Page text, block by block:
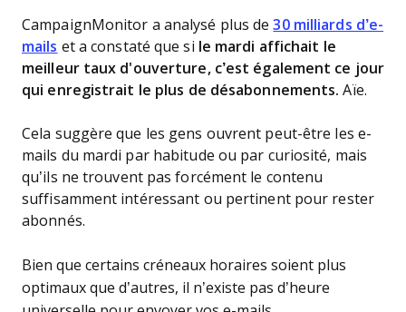
CampaignMonitor a analysé plus de30 milliards d’e-
mails et a constaté que si le mardi affichait le
meilleur taux d'ouverture, c’est également ce jour
qui enregistrait le plus de désabonnements. Aïe.
Cela suggère que les gens ouvrent peut-être les e-
mails du mardi par habitude ou par curiosité, mais
qu’ils ne trouvent pas forcément le contenu
suffisamment intéressant ou pertinent pour rester
abonnés.
Bien que certains créneaux horaires soient plus
optimaux que d’autres, il n’existe pas d’heure